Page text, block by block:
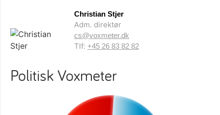
Christian Stjer
Adm. direktør
cs@voxmeter.dk
Tlf: +45 26 83 82 82
Politisk Voxmeter